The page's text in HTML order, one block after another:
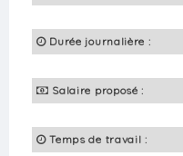
Durée journalière :
Salaire proposé :
Temps de travail :